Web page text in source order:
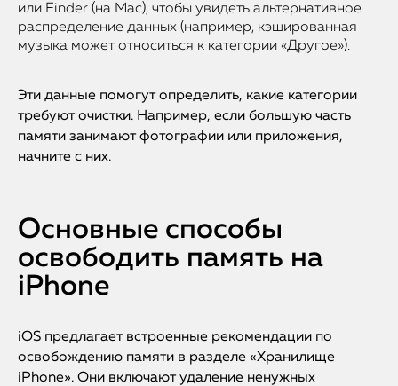
или Finder (на Mac), чтобы увидеть альтернативное
распределение данных (например, кэшированная
музыка может относиться к категории «Другое»).
Эти данные помогут определить, какие категории
требуют очистки. Например, если большую часть
памяти занимают фотографии или приложения,
начните с них.
Основные способы
освободить память на
iPhone
iOS предлагает встроенные рекомендации по
освобождению памяти в разделе «Хранилище
iPhone». Они включают удаление ненужных